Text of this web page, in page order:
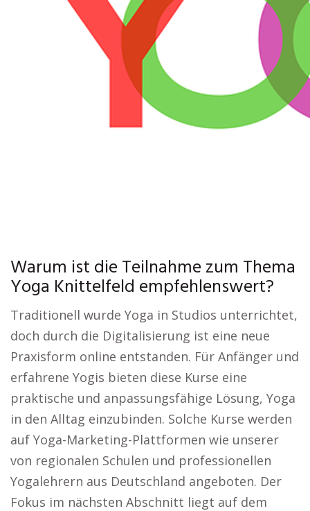
Warum ist die Teilnahme zum Thema
Yoga Knittelfeld empfehlenswert?
Traditionell wurde Yoga in Studios unterrichtet,
doch durch die Digitalisierung ist eine neue
Praxisform online entstanden. Für Anfänger und
erfahrene Yogis bieten diese Kurse eine
praktische und anpassungsfähige Lösung, Yoga
in den Alltag einzubinden. Solche Kurse werden
auf Yoga-Marketing-Plattformen wie unserer
von regionalen Schulen und professionellen
Yogalehrern aus Deutschland angeboten. Der
Fokus im nächsten Abschnitt liegt auf dem